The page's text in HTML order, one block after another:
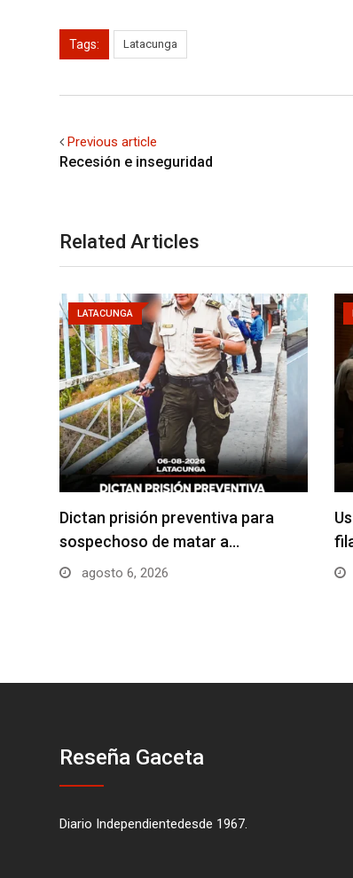
Tags: Latacunga
Previous article
Recesión e inseguridad
Related Articles
LATACUNGA
Dictan prisión preventiva para
sospechoso de matar a…
agosto 6, 2026
Reseña Gaceta
Diario Independientedesde 1967.